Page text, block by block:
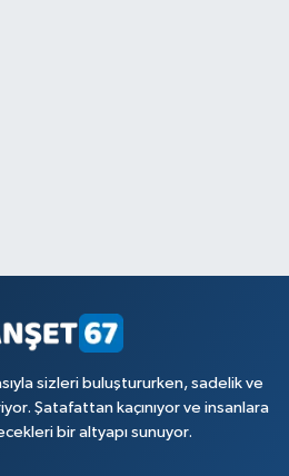
sizleri buluştururken, sadelik ve
Şatafattan kaçınıyor ve insanlara
bir altyapı sunuyor.